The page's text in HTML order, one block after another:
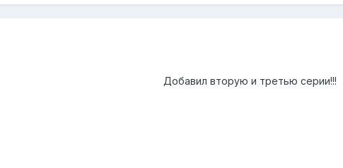
Добавил вторую и третью серии!!!